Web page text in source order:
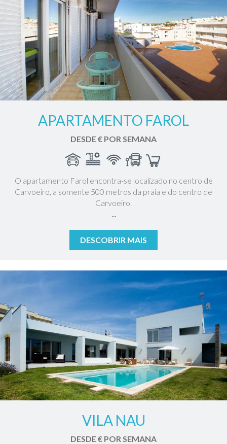
APARTAMENTO FAROL
DESDE € POR SEMANA
O apartamento Farol encontra-se localizado no centro de
Carvoeiro, a somente 500 metros da praia e do centro de
Carvoeiro.
DESCOBRIR MAIS
VILA NAU
DESDE € POR SEMANA